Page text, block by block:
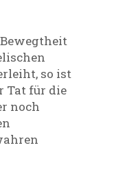
so ist
Tat für die
noch